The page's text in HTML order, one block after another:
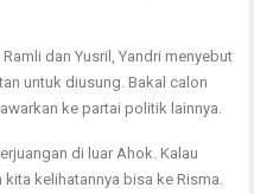
dan Yusril, Yandri menyebut
untuk diusung. Bakal calon
ke partai politik lainnya.
di luar Ahok. Kalau
kelihatannya bisa ke Risma.